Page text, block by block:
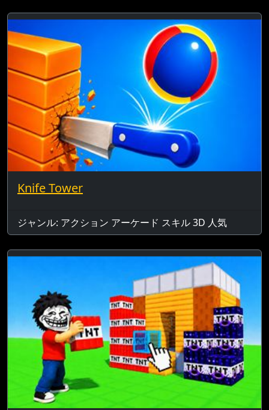
Knife Tower
ジャンル: アクション アーケード スキル 3D 人気